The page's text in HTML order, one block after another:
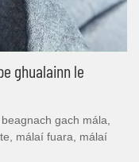
ghualainn le
gach mála,
málaí fuara, málaí